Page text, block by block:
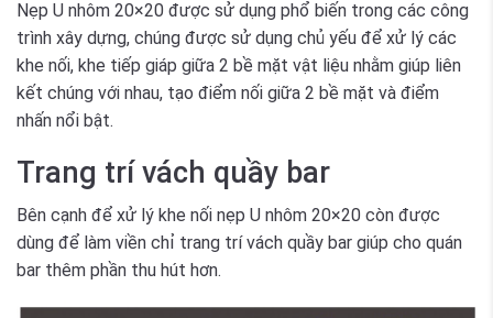
Nẹp U nhôm 20×20 được sử dụng phổ biến trong các công
trình xây dựng, chúng được sử dụng chủ yếu để xử lý các
khe nối, khe tiếp giáp giữa 2 bề mặt vật liệu nhằm giúp liên
kết chúng với nhau, tạo điểm nối giữa 2 bề mặt và điểm
nhấn nổi bật.
Trang trí vách quầy bar
Bên cạnh để xử lý khe nối nẹp U nhôm 20×20 còn được
dùng để làm viền chỉ trang trí vách quầy bar giúp cho quán
bar thêm phần thu hút hơn.